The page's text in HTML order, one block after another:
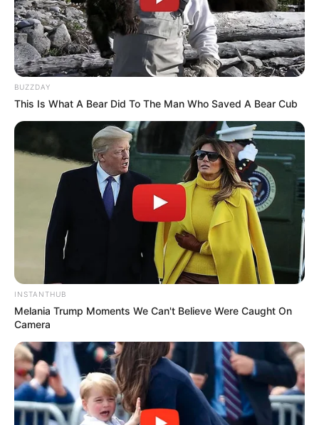
BUZZDAY
This Is What A Bear Did To The Man Who Saved A Bear Cub
INSTANTHUB
Melania Trump Moments We Can't Believe Were Caught On
Camera